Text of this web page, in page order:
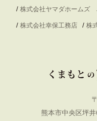
/ 株式会社ヤマダホームズ
/ 株式会社幸保工務店 / 株
熊本市中央区坪